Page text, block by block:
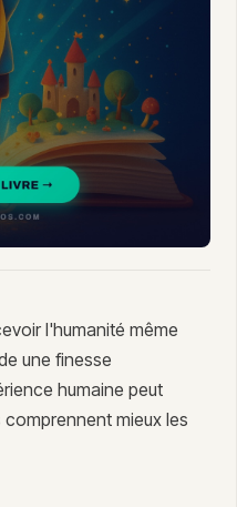
l'humanité même
une finesse
humaine peut
mieux les